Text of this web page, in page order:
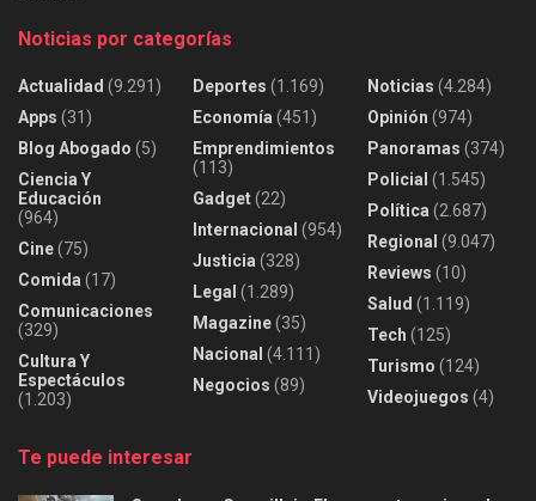
Noticias por categorías
Actualidad (9.291)
Apps (31)
Blog Abogado (5)
Ciencia Y
Educación
(964)
Cine(75)
Comida (17)
Comunicaciones
(329)
Cultura Y
Espectáculos
(1.203)
Deportes (1.169)
Economía (451)
Emprendimientos
(113)
Gadget(22)
Internacional (954)
Justicia (328)
Legal (1.289)
Magazine(35)
Nacional (4.111)
Negocios (89)
Noticias (4.284)
Opinión (974)
Panoramas (374)
Policial (1.545)
Política (2.687)
Regional (9.047)
Reviews (10)
Salud (1.119)
Tech (125)
Turismo (124)
Videojuegos (4)
Te puede interesar